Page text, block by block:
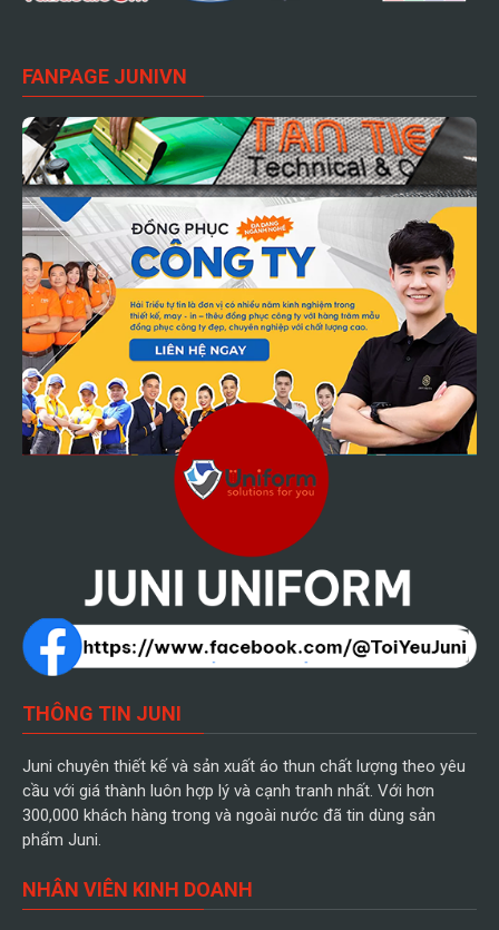
FANPAGE JUNIVN
THÔNG TIN JUNI
Juni chuyên thiết kế và sản xuất áo thun chất lượng theo yêu
cầu với giá thành luôn hợp lý và cạnh tranh nhất. Với hơn
300,000 khách hàng trong và ngoài nước đã tin dùng sản
phẩm Juni.
NHÂN VIÊN KINH DOANH